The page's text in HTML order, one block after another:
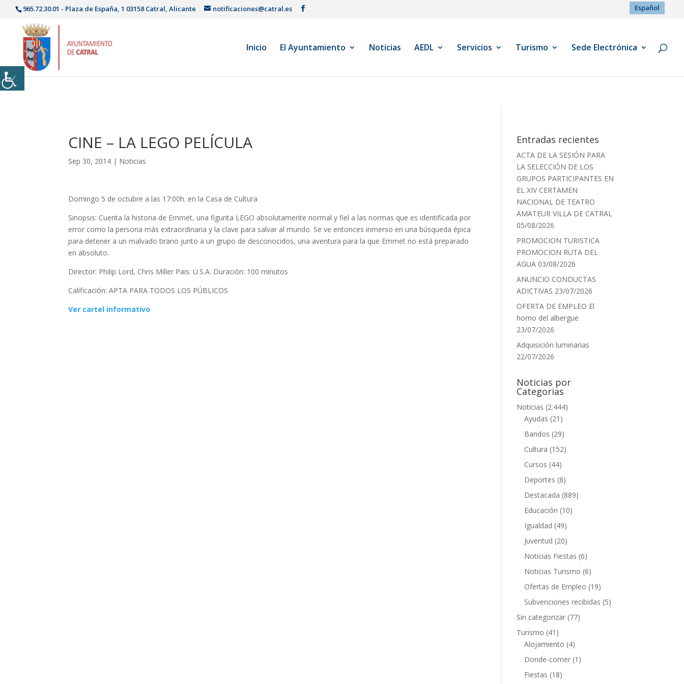
965.72.30.01 - Plaza de España, 1 03158 Catral, Alicante notificaciones@catral.es Español
Inicio El Ayuntamiento Noticias AEDL Servicios Turismo Sede Electrónica
CINE – LA LEGO PELÍCULA
Sep 30, 2014 | Noticias
Domingo 5 de octubre a las 17:00h. en la Casa de Cultura
Sinopsis: Cuenta la historia de Emmet, una figurita LEGO absolutamente normal y fiel a las normas que es identificada por
error como la persona más extraordinaria y la clave para salvar al mundo. Se ve entonces inmerso en una búsqueda épica
para detener a un malvado tirano junto a un grupo de desconocidos, una aventura para la que Emmet no está preparado
en absoluto.
Director: Philip Lord, Chris Miller Pais: U.S.A. Duración: 100 minutos
Calificación: APTA PARA TODOS LOS PÚBLICOS
Ver cartel informativo
Entradas recientes
ACTA DE LA SESIÓN PARA
LA SELECCIÓN DE LOS
GRUPOS PARTICIPANTES EN
EL XIV CERTAMEN
NACIONAL DE TEATRO
AMATEUR VILLA DE CATRAL
05/08/2026
PROMOCION TURISTICA
PROMOCION RUTA DEL
AGUA 03/08/2026
ANUNCIO CONDUCTAS
ADICTIVAS 23/07/2026
OFERTA DE EMPLEO El
horno del albergue
23/07/2026
Adquisición luminarias
22/07/2026
Noticias por
Categorias
Noticias (2.444)
Ayudas (21)
Bandos (29)
Cultura (152)
Cursos (44)
Deportes (8)
Destacada (889)
Educación (10)
Igualdad (49)
Juventud (20)
Noticias Fiestas (6)
Noticias Turismo (6)
Ofertas de Empleo (19)
Subvenciones recibidas (5)
Sin categorizar (77)
Turismo (41)
Alojamiento (4)
Donde-comer (1)
Fiestas (18)